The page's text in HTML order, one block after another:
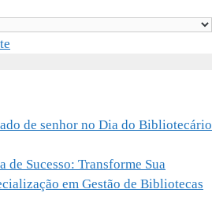
de senhor no Dia do Bibliotecário
de Sucesso: Transforme Sua
em Gestão de Bibliotecas